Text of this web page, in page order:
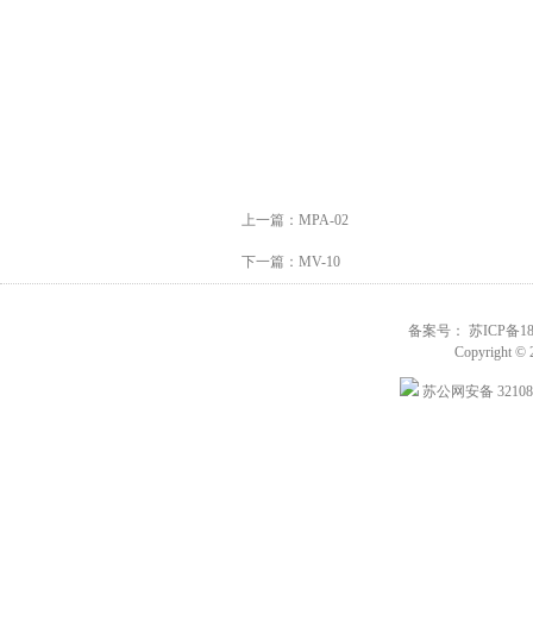
上一篇： MPA-02
下一篇： MV-10
备案号： 苏ICP备
Copyright ©
苏公网安备